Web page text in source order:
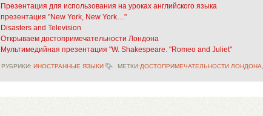
Презентация для использования на уроках английского языка
презентация "New York, New York…"
Disasters and Television
Открываем достопримечательности Лондона
Мультимедийная презентация "W. Shakespeare. "Romeo and Juliet"
РУБРИКИ: ИНОСТРАННЫЕ ЯЗЫКИ МЕТКИ:ДОСТОПРИМЕЧАТЕЛЬНОСТИ ЛОНДОНА